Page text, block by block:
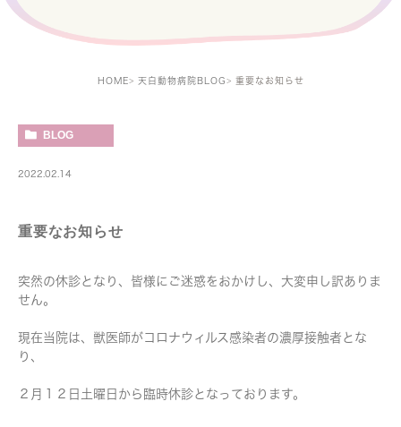
HOME 天白動物病院BLOG 重要なお知らせ
BLOG
2022.02.14
重要なお知らせ
突然の休診となり、皆様にご迷惑をおかけし、大変申し訳ありま
せん。
現在当院は、獣医師がコロナウィルス感染者の濃厚接触者とな
り、
２月１２日土曜日から臨時休診となっております。